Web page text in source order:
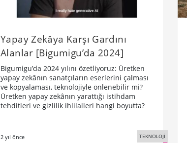
Yapay Zekâya Karşı Gardını
Alanlar [Bigumigu’da 2024]
Bigumigu’da 2024 yılını özetliyoruz: Üretken
yapay zekânın sanatçıların eserlerini çalması
ve kopyalaması, teknolojiyle önlenebilir mi?
Üretken yapay zekânın yarattığı istihdam
tehditleri ve gizlilik ihlilalleri hangi boyutta?
2 yıl önce TEKNOLOJİ